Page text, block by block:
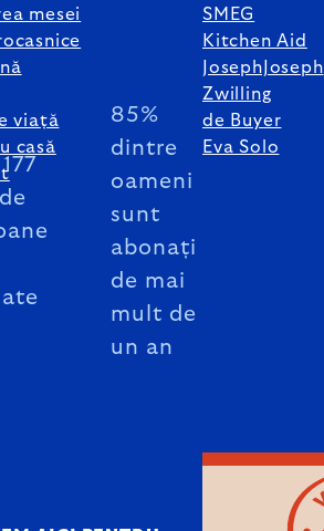
85%
dintre
oameni
sunt
abonați
de mai
mult de
un an
mesei
viață
casă
SMEG
Kitchen Aid
JosephJoseph
Zwilling
de Buyer
Eva Solo